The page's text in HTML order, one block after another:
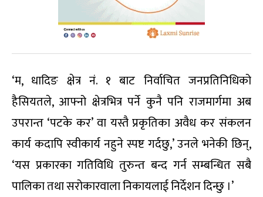
‘म, धादिङ क्षेत्र नं. १ बाट निर्वाचित जनप्रतिनिधिको
हैसियतले, आफ्नो क्षेत्रभित्र पर्ने कुनै पनि राजमार्गमा अब
उपरान्त ‘पटके कर’ वा यस्तै प्रकृतिका अवैध कर संकलन
कार्य कदापि स्वीकार्य नहुने स्पष्ट गर्दछु,’ उनले भनेकी छिन्,
‘यस प्रकारका गतिविधि तुरुन्त बन्द गर्न सम्बन्धित सबै
पालिका तथा सरोकारवाला निकायलाई निर्देशन दिन्छु ।’